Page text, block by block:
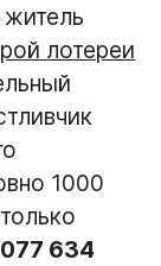
житель
лотереи
1000
634